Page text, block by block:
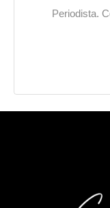
Periodista.